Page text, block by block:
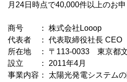
月24日時点で40,000件以上のお申
商号 ： 株式会社Looop
代表者 ： 代表取締役社長 CEO
所在地 ： 〒113-0033 東京都
設立 ： 2011年4月
事業内容： 太陽光発電システム